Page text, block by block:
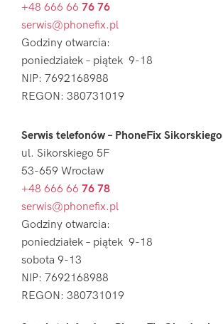
+48 666 66 76 76
serwis@phonefix.pl
Godziny otwarcia:
poniedziałek – piątek 9-18
NIP: 7692168988
REGON: 380731019
Serwis telefonów – PhoneFix Sikorskiego
ul. Sikorskiego 5F
53-659 Wrocław
+48 666 66 76 78
serwis@phonefix.pl
Godziny otwarcia:
poniedziałek – piątek 9-18
sobota 9-13
NIP: 7692168988
REGON: 380731019